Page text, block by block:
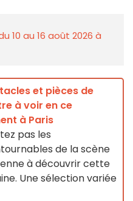
10 au 16 août 2026 à
et pièces de
à voir en ce
à Paris
pas les
de la scène
à découvrir cette
Une sélection variée